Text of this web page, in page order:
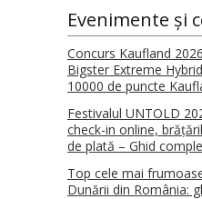
Evenimente și
Concurs Kaufland
Bigster Extreme
10000 de puncte
Festivalul UNTOLD
check-in online,
de plată – Ghid
Top cele mai
Dunării din România: